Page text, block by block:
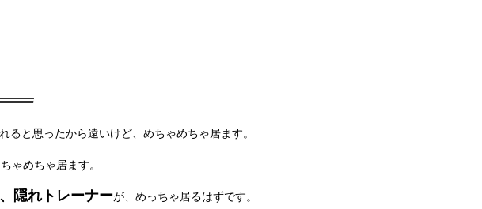
ると思ったから遠いけど、めちゃめちゃ居ます。
ゃめちゃ居ます。
隠れトレーナーが、めっちゃ居るはずです。